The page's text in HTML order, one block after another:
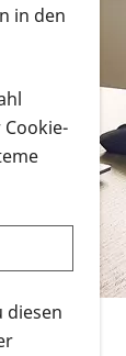
zum
Website
an.
in den
diesen